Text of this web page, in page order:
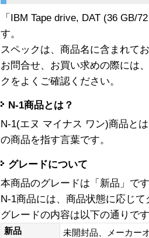
「IBM Tape drive, DAT (36 GB/
す。
スペックは、商品名に含まれて
お問合せ、お買い求めの際には
クをよくご確認ください。
N-1商品とは？
N-1(エヌ マイナス ワン)商品と
の商品を指す言葉です。
グレードについて
本商品のグレードは「新品」です
N-1商品には、商品状態に応じ
グレードの内容は以下の通りで
新品
未開封品、メーカー